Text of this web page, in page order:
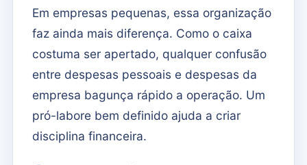
Em empresas pequenas, essa organização
faz ainda mais diferença. Como o caixa
costuma ser apertado, qualquer confusão
entre despesas pessoais e despesas da
empresa bagunça rápido a operação. Um
pró-labore bem definido ajuda a criar
disciplina financeira.